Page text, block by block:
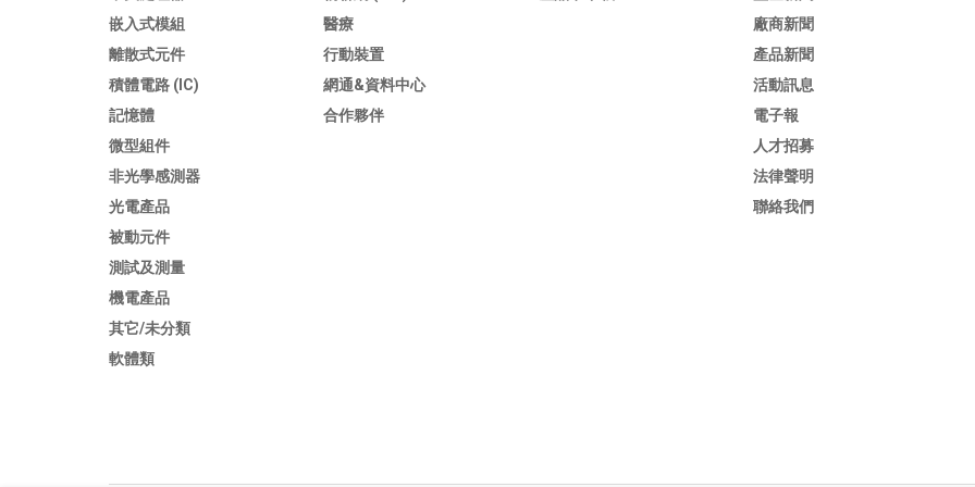
嵌入式模組
離散式元件
積體電路 (IC)
記憶體
微型組件
非光學感測器
光電產品
被動元件
測試及測量
機電產品
其它/未分類
軟體類
醫療
行動裝置
網通&資料中心
合作夥伴
廠商新聞
產品新聞
活動訊息
電子報
人才招募
法律聲明
聯絡我們